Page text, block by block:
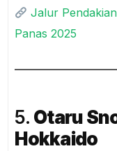
Jalur
Panas 2025
5. Otaru
Hokkaido